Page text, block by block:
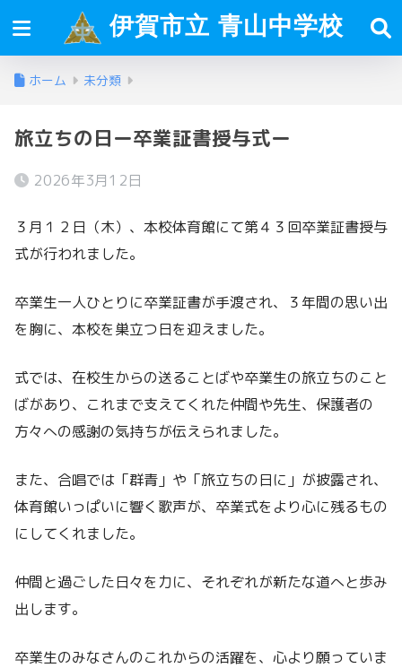
伊賀市立 青山中学校
ホーム 未分類
旅立ちの日ー卒業証書授与式ー
2026年3月12日
３月１２日（木）、本校体育館にて第４３回卒業証書授与
式が行われました。
卒業生一人ひとりに卒業証書が手渡され、３年間の思い出
を胸に、本校を巣立つ日を迎えました。
式では、在校生からの送ることばや卒業生の旅立ちのこと
ばがあり、これまで支えてくれた仲間や先生、保護者の
方々への感謝の気持ちが伝えられました。
また、合唱では「群青」や「旅立ちの日に」が披露され、
体育館いっぱいに響く歌声が、卒業式をより心に残るもの
にしてくれました。
仲間と過ごした日々を力に、それぞれが新たな道へと歩み
出します。
卒業生のみなさんのこれからの活躍を、心より願っていま